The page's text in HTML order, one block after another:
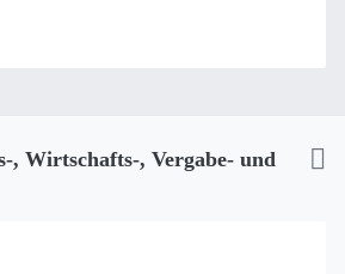
, Wirtschafts-, Vergabe- und